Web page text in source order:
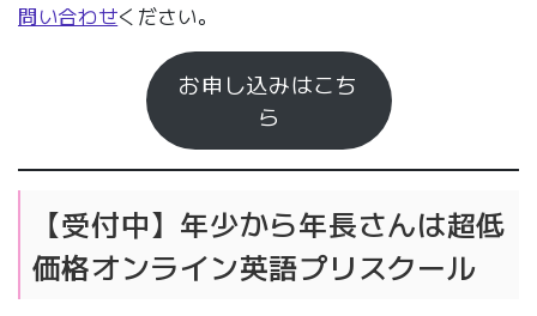
問い合わせください。
お申し込みはこち
ら
【受付中】年少から年長さんは超低
価格オンライン英語プリスクール